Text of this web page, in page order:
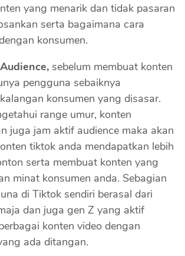
yang menarik dan tidak pasaran
serta bagaimana cara
konsumen.
sebelum membuat konten
pengguna sebaiknya
konsumen yang disasar.
range umur, konten
juga jam aktif audience maka akan
tiktok anda mendapatkan lebih
serta membuat konten yang
minat konsumen anda. Sebagian
di Tiktok sendiri berasal dari
dan juga gen Z yang aktif
konten video dengan
ada ditangan.